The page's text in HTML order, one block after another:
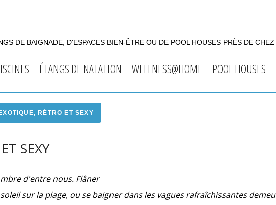
DE BAIGNADE, D'ESPACES BIEN-ÊTRE OU DE POOL HOUSES PRÈS DE
ÉTANGS DE NATATION WELLNESS@HOME POOL HOUSES
RÉTRO ET SEXY
SEXY
d'entre nous. Flâner
sur la plage, ou se baigner dans les vagues rafraîchissantes